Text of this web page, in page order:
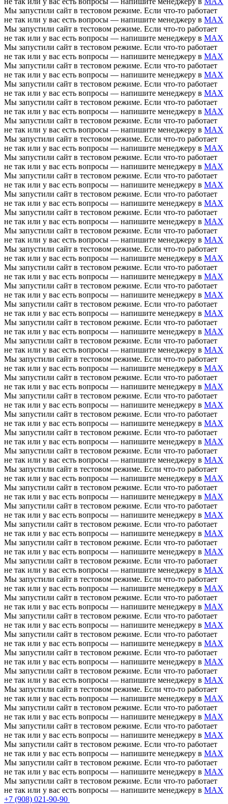
Мы запустили сайт в тестовом режиме. Если что-то работает
не так или у вас есть вопросы — напишите менеджеру в MAX
Мы запустили сайт в тестовом режиме. Если что-то работает
не так или у вас есть вопросы — напишите менеджеру в MAX
Мы запустили сайт в тестовом режиме. Если что-то работает
не так или у вас есть вопросы — напишите менеджеру в MAX
Мы запустили сайт в тестовом режиме. Если что-то работает
не так или у вас есть вопросы — напишите менеджеру в MAX
Мы запустили сайт в тестовом режиме. Если что-то работает
не так или у вас есть вопросы — напишите менеджеру в MAX
Мы запустили сайт в тестовом режиме. Если что-то работает
не так или у вас есть вопросы — напишите менеджеру в MAX
Мы запустили сайт в тестовом режиме. Если что-то работает
не так или у вас есть вопросы — напишите менеджеру в MAX
Мы запустили сайт в тестовом режиме. Если что-то работает
не так или у вас есть вопросы — напишите менеджеру в MAX
Мы запустили сайт в тестовом режиме. Если что-то работает
не так или у вас есть вопросы — напишите менеджеру в MAX
Мы запустили сайт в тестовом режиме. Если что-то работает
не так или у вас есть вопросы — напишите менеджеру в MAX
Мы запустили сайт в тестовом режиме. Если что-то работает
не так или у вас есть вопросы — напишите менеджеру в MAX
Мы запустили сайт в тестовом режиме. Если что-то работает
не так или у вас есть вопросы — напишите менеджеру в MAX
Мы запустили сайт в тестовом режиме. Если что-то работает
не так или у вас есть вопросы — напишите менеджеру в MAX
Мы запустили сайт в тестовом режиме. Если что-то работает
не так или у вас есть вопросы — напишите менеджеру в MAX
Мы запустили сайт в тестовом режиме. Если что-то работает
не так или у вас есть вопросы — напишите менеджеру в MAX
Мы запустили сайт в тестовом режиме. Если что-то работает
не так или у вас есть вопросы — напишите менеджеру в MAX
Мы запустили сайт в тестовом режиме. Если что-то работает
не так или у вас есть вопросы — напишите менеджеру в MAX
Мы запустили сайт в тестовом режиме. Если что-то работает
не так или у вас есть вопросы — напишите менеджеру в MAX
Мы запустили сайт в тестовом режиме. Если что-то работает
не так или у вас есть вопросы — напишите менеджеру в MAX
Мы запустили сайт в тестовом режиме. Если что-то работает
не так или у вас есть вопросы — напишите менеджеру в MAX
Мы запустили сайт в тестовом режиме. Если что-то работает
не так или у вас есть вопросы — напишите менеджеру в MAX
Мы запустили сайт в тестовом режиме. Если что-то работает
не так или у вас есть вопросы — напишите менеджеру в MAX
Мы запустили сайт в тестовом режиме. Если что-то работает
не так или у вас есть вопросы — напишите менеджеру в MAX
Мы запустили сайт в тестовом режиме. Если что-то работает
не так или у вас есть вопросы — напишите менеджеру в MAX
Мы запустили сайт в тестовом режиме. Если что-то работает
не так или у вас есть вопросы — напишите менеджеру в MAX
Мы запустили сайт в тестовом режиме. Если что-то работает
не так или у вас есть вопросы — напишите менеджеру в MAX
Мы запустили сайт в тестовом режиме. Если что-то работает
не так или у вас есть вопросы — напишите менеджеру в MAX
Мы запустили сайт в тестовом режиме. Если что-то работает
не так или у вас есть вопросы — напишите менеджеру в MAX
Мы запустили сайт в тестовом режиме. Если что-то работает
не так или у вас есть вопросы — напишите менеджеру в MAX
Мы запустили сайт в тестовом режиме. Если что-то работает
не так или у вас есть вопросы — напишите менеджеру в MAX
Мы запустили сайт в тестовом режиме. Если что-то работает
не так или у вас есть вопросы — напишите менеджеру в MAX
Мы запустили сайт в тестовом режиме. Если что-то работает
не так или у вас есть вопросы — напишите менеджеру в MAX
Мы запустили сайт в тестовом режиме. Если что-то работает
не так или у вас есть вопросы — напишите менеджеру в MAX
Мы запустили сайт в тестовом режиме. Если что-то работает
не так или у вас есть вопросы — напишите менеджеру в MAX
Мы запустили сайт в тестовом режиме. Если что-то работает
не так или у вас есть вопросы — напишите менеджеру в MAX
Мы запустили сайт в тестовом режиме. Если что-то работает
не так или у вас есть вопросы — напишите менеджеру в MAX
Мы запустили сайт в тестовом режиме. Если что-то работает
не так или у вас есть вопросы — напишите менеджеру в MAX
Мы запустили сайт в тестовом режиме. Если что-то работает
не так или у вас есть вопросы — напишите менеджеру в MAX
Мы запустили сайт в тестовом режиме. Если что-то работает
не так или у вас есть вопросы — напишите менеджеру в MAX
Мы запустили сайт в тестовом режиме. Если что-то работает
не так или у вас есть вопросы — напишите менеджеру в MAX
Мы запустили сайт в тестовом режиме. Если что-то работает
не так или у вас есть вопросы — напишите менеджеру в MAX
Мы запустили сайт в тестовом режиме. Если что-то работает
не так или у вас есть вопросы — напишите менеджеру в MAX
Мы запустили сайт в тестовом режиме. Если что-то работает
не так или у вас есть вопросы — напишите менеджеру в MAX
+7 (908) 021-90-90